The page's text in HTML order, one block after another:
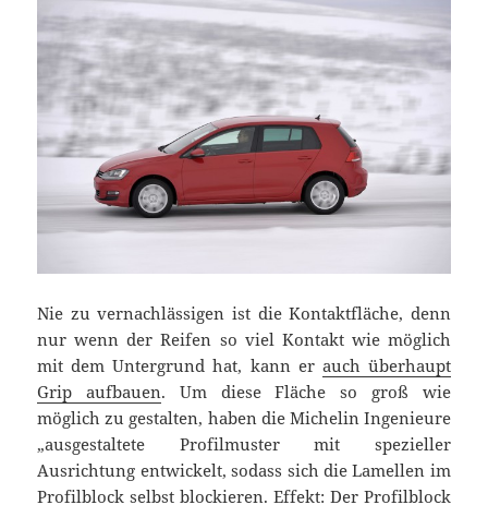
Nie zu vernachlässigen ist die Kontaktfläche, denn
nur wenn der Reifen so viel Kontakt wie möglich
mit dem Untergrund hat, kann er auch überhaupt
Grip aufbauen. Um diese Fläche so groß wie
möglich zu gestalten, haben die Michelin Ingenieure
„ausgestaltete Profilmuster mit spezieller
Ausrichtung entwickelt, sodass sich die Lamellen im
Profilblock selbst blockieren. Effekt: Der Profilblock